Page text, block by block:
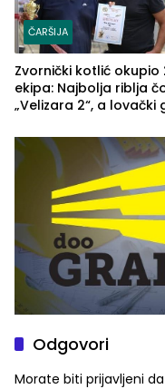
ČARŠIJA
Zvornički kotlić okupio
ekipa: Najbolja riblja
„Velizara 2“, a lovački
Odgovori
Morate biti prijavljeni